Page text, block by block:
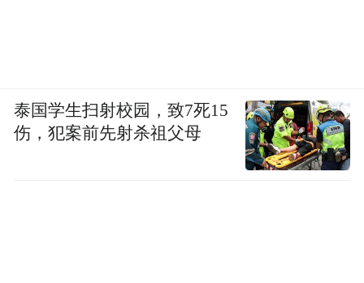
泰国学生扫射校园，致7死15
伤，犯案前先射杀祖父母